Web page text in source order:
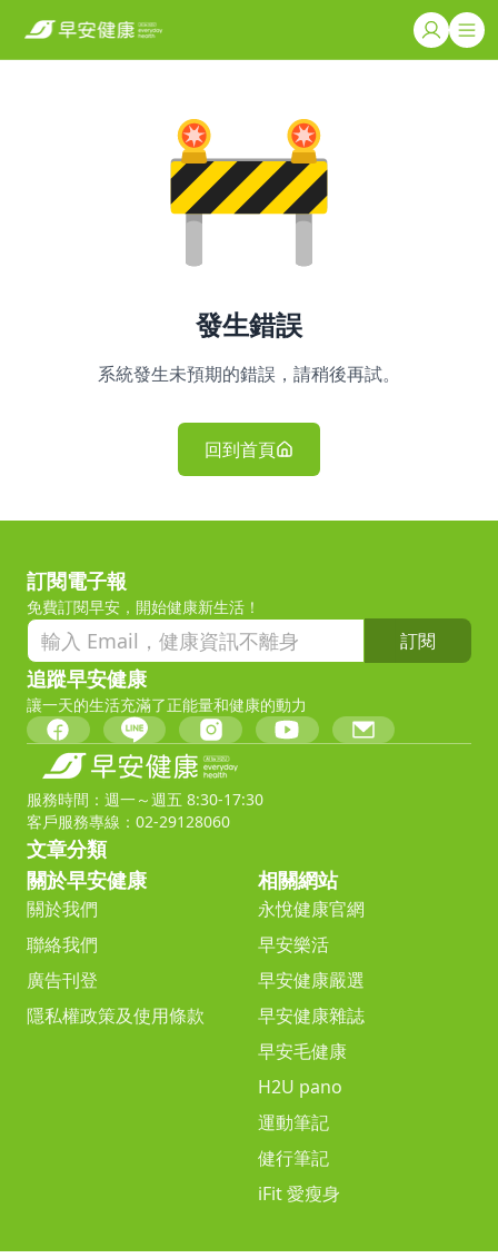
發生錯誤
系統發生未預期的錯誤，請稍後再試。
回到首頁
訂閱電子報
免費訂閱早安，開始健康新生活！
訂閱
追蹤早安健康
讓一天的生活充滿了正能量和健康的動力
服務時間：週一～週五 8:30-17:30
客戶服務專線：02-29128060
文章分類
關於早安健康
關於我們
聯絡我們
廣告刊登
隱私權政策及使用條款
相關網站
永悅健康官網
早安樂活
早安健康嚴選
早安健康雜誌
早安毛健康
H2U pano
運動筆記
健行筆記
iFit 愛瘦身